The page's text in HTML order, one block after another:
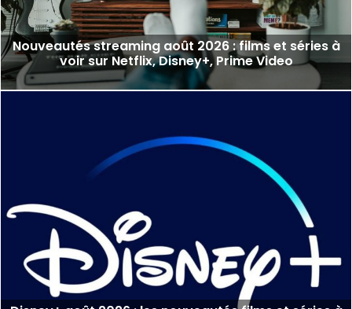
Nouveautés streaming août 2026 : films et séries à
voir sur Netflix, Disney+, Prime Video